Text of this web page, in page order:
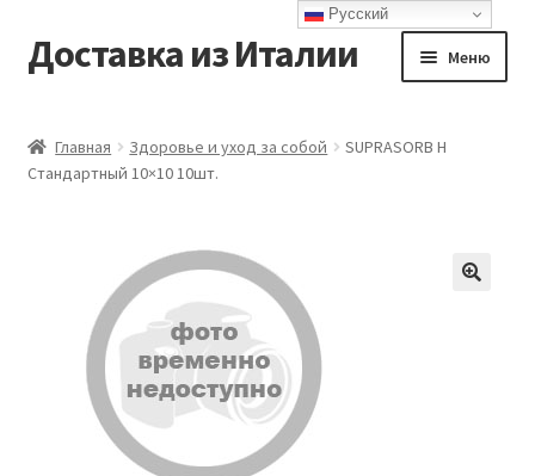
Перейти
к
Перейти
к
Доставка из Италии Меню
Доставка
Оформление заказа
Главная Здоровье и уход за собой
SUPRASORB H
Стандартный 10×10 10шт.
Русский